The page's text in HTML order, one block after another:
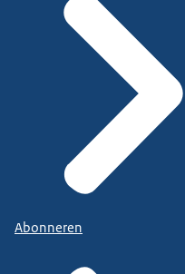
Abonneren